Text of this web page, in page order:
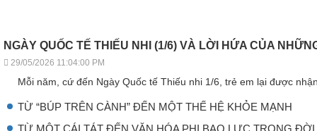
NGÀY QUỐC TẾ THIẾU NHI (1/6) VÀ LỜI HỨA CỦA
29/05/2026 11:04:00 PM
Mỗi năm, cứ đến Ngày Quốc tế Thiếu nhi 1/6, trẻ em lại được
TỪ “BÚP TRÊN CÀNH” ĐẾN MỘT THẾ HỆ KHỎE MẠNH